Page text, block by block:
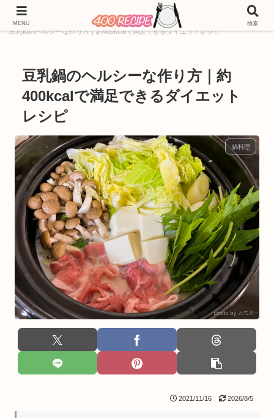
料理ジャンル別レシピ
豆乳鍋のヘルシーな作り方｜約400kcalで満足できるダイエットレシピ
豆乳鍋のヘルシーな作り方｜約
400kcalで満足できるダイエット
レシピ
鍋料理
2021/11/16 2026/8/5
MENU 検索